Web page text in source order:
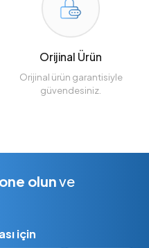
Orijinal Ürün
Orijinal ürün garantisiyle
güvendesiniz.
olunve
için